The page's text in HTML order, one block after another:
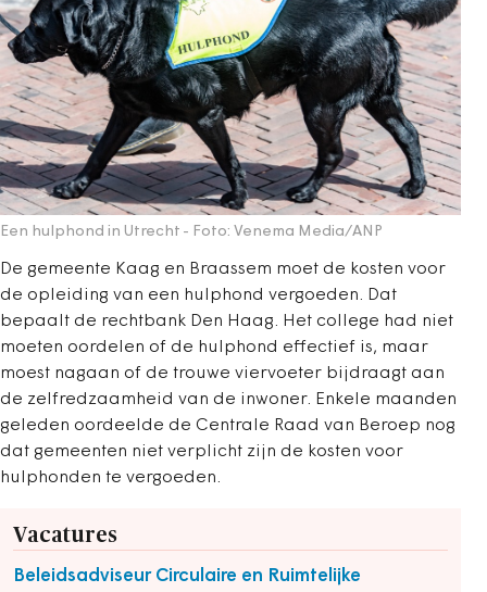
Een hulphond in Utrecht - Foto: Venema Media/ANP
De gemeente Kaag en Braassem moet de kosten voor
de opleiding van een hulphond vergoeden. Dat
bepaalt de rechtbank Den Haag. Het college had niet
moeten oordelen of de hulphond effectief is, maar
moest nagaan of de trouwe viervoeter bijdraagt aan
de zelfredzaamheid van de inwoner. Enkele maanden
geleden oordeelde de Centrale Raad van Beroep nog
dat gemeenten niet verplicht zijn de kosten voor
hulphonden te vergoeden.
Vacatures
Beleidsadviseur Circulaire en Ruimtelijke